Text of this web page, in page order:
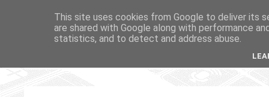
This site uses cookies from Google to deliver its
are shared with Google along with performance
statistics, and to detect and address abuse.